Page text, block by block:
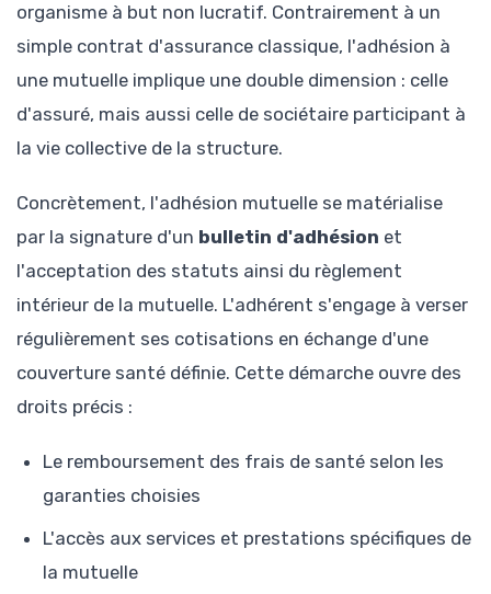
organisme à but non lucratif. Contrairement à un
simple contrat d'assurance classique, l'adhésion à
une mutuelle implique une double dimension : celle
d'assuré, mais aussi celle de sociétaire participant à
la vie collective de la structure.
Concrètement, l'adhésion mutuelle se matérialise
par la signature d'un bulletin d'adhésion et
l'acceptation des statuts ainsi du règlement
intérieur de la mutuelle. L'adhérent s'engage à verser
régulièrement ses cotisations en échange d'une
couverture santé définie. Cette démarche ouvre des
droits précis :
Le remboursement des frais de santé selon les
garanties choisies
L'accès aux services et prestations spécifiques de
la mutuelle